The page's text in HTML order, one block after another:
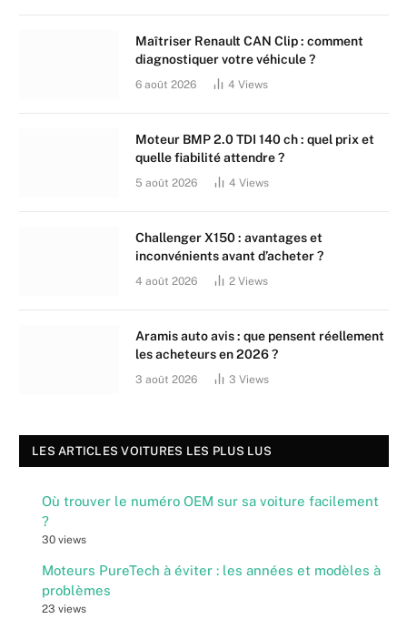
Maîtriser Renault CAN Clip : comment
diagnostiquer votre véhicule ?
6 août 2026 4 Views
Moteur BMP 2.0 TDI 140 ch : quel prix et
quelle fiabilité attendre ?
5 août 2026 4 Views
Challenger X150 : avantages et
inconvénients avant d’acheter ?
4 août 2026 2 Views
Aramis auto avis : que pensent réellement
les acheteurs en 2026 ?
3 août 2026 3 Views
LES ARTICLES VOITURES LES PLUS LUS
Où trouver le numéro OEM sur sa voiture facilement
?
30 views
Moteurs PureTech à éviter : les années et modèles à
problèmes
23 views